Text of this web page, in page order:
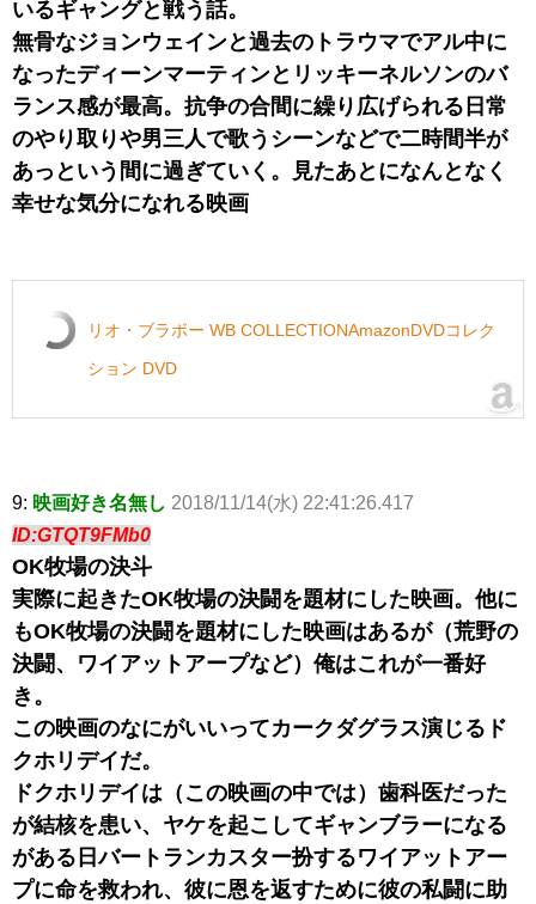
いるギャングと戦う話。
無骨なジョンウェインと過去のトラウマでアル中に
なったディーンマーティンとリッキーネルソンのバ
ランス感が最高。抗争の合間に繰り広げられる日常
のやり取りや男三人で歌うシーンなどで二時間半が
あっという間に過ぎていく。見たあとになんとなく
幸せな気分になれる映画
リオ・ブラボー WB COLLECTIONAmazonDVDコレク
ション DVD
9: 映画好き名無し 2018/11/14(水) 22:41:26.417
ID:GTQT9FMb0
OK牧場の決斗
実際に起きたOK牧場の決闘を題材にした映画。他に
もOK牧場の決闘を題材にした映画はあるが（荒野の
決闘、ワイアットアープなど）俺はこれが一番好
き。
この映画のなにがいいってカークダグラス演じるド
クホリデイだ。
ドクホリデイは（この映画の中では）歯科医だった
が結核を患い、ヤケを起こしてギャンブラーになる
がある日バートランカスター扮するワイアットアー
プに命を救われ、彼に恩を返すために彼の私闘に助